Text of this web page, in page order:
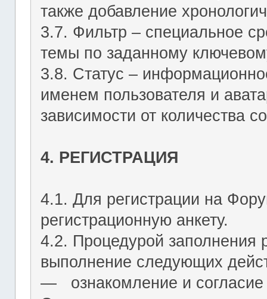
также добавление
3.7. Фильтр – специальное
темы по заданному
3.8. Статус –
именем пользователя и
зависимости от количества
4. РЕГИСТРАЦИЯ
4.1. Для регистрации на
регистрационную анкету.
4.2. Процедурой заполнения
выполнение следующих
― ознакомление и согласие